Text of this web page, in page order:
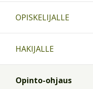
OPISKELIJALLE
HAKIJALLE
Opinto-ohjaus